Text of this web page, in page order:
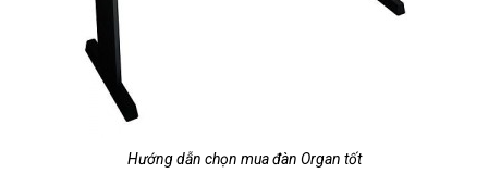
Hướng dẫn chọn mua đàn Organ tốt